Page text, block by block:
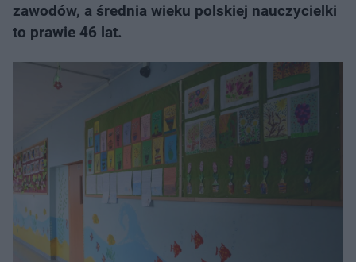
zawodów, a średnia wieku polskiej nauczycielki
to prawie 46 lat.